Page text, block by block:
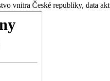
vnitra České republiky, data